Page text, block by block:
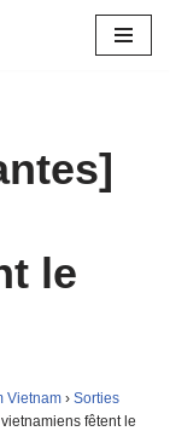
le
Vietnam › Sorties
fêtent le